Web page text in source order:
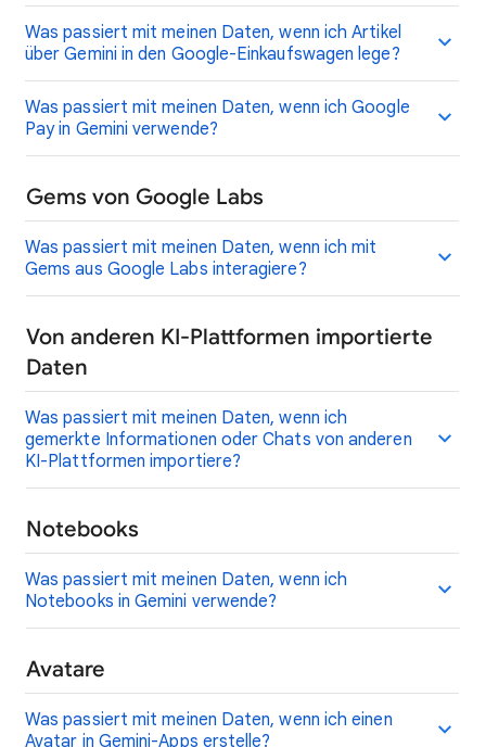
Was passiert mit meinen Daten, wenn ich Artikel
über Gemini in den Google-Einkaufswagen lege?
Was passiert mit meinen Daten, wenn ich Google
Pay in Gemini verwende?
Gems von Google Labs
Was passiert mit meinen Daten, wenn ich mit
Gems aus Google Labs interagiere?
Von anderen KI-Plattformen importierte
Daten
Was passiert mit meinen Daten, wenn ich
gemerkte Informationen oder Chats von anderen
KI-Plattformen importiere?
Notebooks
Was passiert mit meinen Daten, wenn ich
Notebooks in Gemini verwende?
Avatare
Was passiert mit meinen Daten, wenn ich einen
Avatar in Gemini-Apps erstelle?